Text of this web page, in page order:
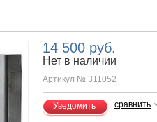
14 500 руб.
Нет в наличии
Артикул № 311052
Уведомить сравнить